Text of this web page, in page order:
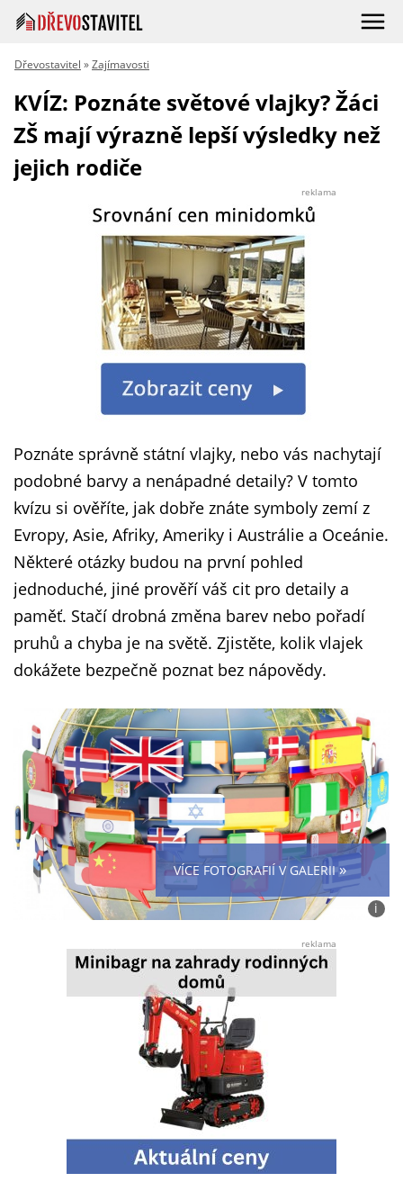
Dřevostavitel »Zajímavosti
KVÍZ: Poznáte světové vlajky? Žáci
ZŠ mají výrazně lepší výsledky než
jejich rodiče
reklama
Poznáte správně státní vlajky, nebo vás nachytají
podobné barvy a nenápadné detaily? V tomto
kvízu si ověříte, jak dobře znáte symboly zemí z
Evropy, Asie, Afriky, Ameriky i Austrálie a Oceánie.
Některé otázky budou na první pohled
jednoduché, jiné prověří váš cit pro detaily a
paměť. Stačí drobná změna barev nebo pořadí
pruhů a chyba je na světě. Zjistěte, kolik vlajek
dokážete bezpečně poznat bez nápovědy.
VÍCE FOTOGRAFIÍ V GALERII»
i
reklama